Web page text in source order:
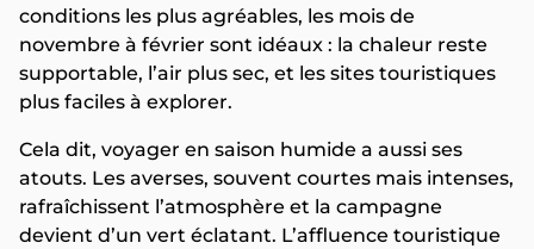
conditions les plus agréables, les mois de
novembre à février sont idéaux : la chaleur reste
supportable, l’air plus sec, et les sites touristiques
plus faciles à explorer.
Cela dit, voyager en saison humide a aussi ses
atouts. Les averses, souvent courtes mais intenses,
rafraîchissent l’atmosphère et la campagne
devient d’un vert éclatant. L’affluence touristique